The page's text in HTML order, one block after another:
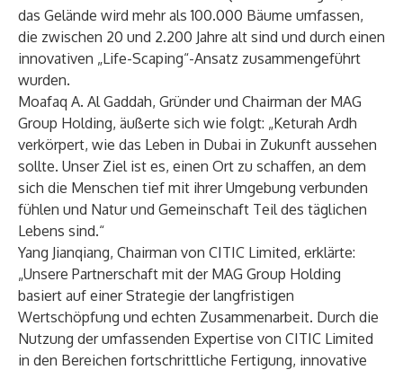
das Gelände wird mehr als 100.000 Bäume umfassen,
die zwischen 20 und 2.200 Jahre alt sind und durch einen
innovativen „Life-Scaping“-Ansatz zusammengeführt
wurden.
Moafaq A. Al Gaddah, Gründer und Chairman der MAG
Group Holding, äußerte sich wie folgt: „Keturah Ardh
verkörpert, wie das Leben in Dubai in Zukunft aussehen
sollte. Unser Ziel ist es, einen Ort zu schaffen, an dem
sich die Menschen tief mit ihrer Umgebung verbunden
fühlen und Natur und Gemeinschaft Teil des täglichen
Lebens sind.“
Yang Jianqiang, Chairman von CITIC Limited, erklärte:
„Unsere Partnerschaft mit der MAG Group Holding
basiert auf einer Strategie der langfristigen
Wertschöpfung und echten Zusammenarbeit. Durch die
Nutzung der umfassenden Expertise von CITIC Limited
in den Bereichen fortschrittliche Fertigung, innovative